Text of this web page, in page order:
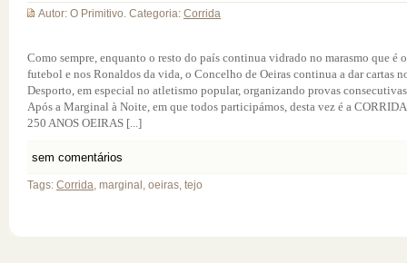
Autor: O Primitivo. Categoria: Corrida
Como sempre, enquanto o resto do país continua vidrado no marasmo que é o
futebol e nos Ronaldos da vida, o Concelho de Oeiras continua a dar cartas
Desporto, em especial no atletismo popular, organizando provas
Após a Marginal à Noite, em que todos participámos, desta vez é a CORRIDA
250 ANOS OEIRAS [...]
sem comentários
Tags: Corrida, marginal, oeiras, tejo